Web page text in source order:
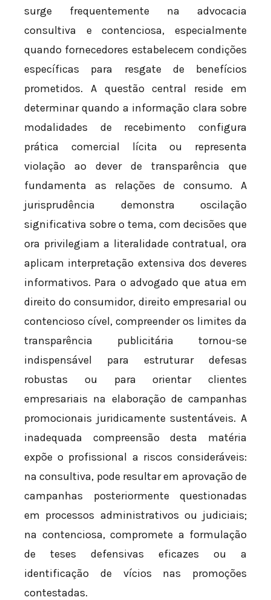
surge frequentemente na advocacia
consultiva e contenciosa, especialmente
quando fornecedores estabelecem condições
específicas para resgate de benefícios
prometidos. A questão central reside em
determinar quando a informação clara sobre
modalidades de recebimento configura
prática comercial lícita ou representa
violação ao dever de transparência que
fundamenta as relações de consumo. A
jurisprudência demonstra oscilação
significativa sobre o tema, com decisões que
ora privilegiam a literalidade contratual, ora
aplicam interpretação extensiva dos deveres
informativos. Para o advogado que atua em
direito do consumidor, direito empresarial ou
contencioso cível, compreender os limites da
transparência publicitária tornou-se
indispensável para estruturar defesas
robustas ou para orientar clientes
empresariais na elaboração de campanhas
promocionais juridicamente sustentáveis. A
inadequada compreensão desta matéria
expõe o profissional a riscos consideráveis:
na consultiva, pode resultar em aprovação de
campanhas posteriormente questionadas
em processos administrativos ou judiciais;
na contenciosa, compromete a formulação
de teses defensivas eficazes ou a
identificação de vícios nas promoções
contestadas.